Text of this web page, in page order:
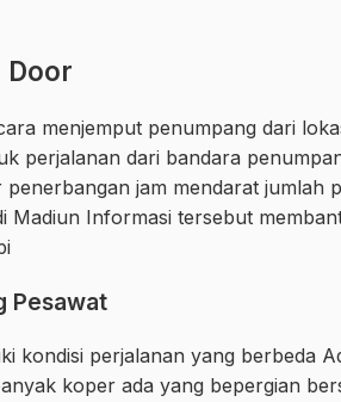
Door
menjemput penumpang dari
perjalanan dari bandara
jam mendarat jumlah
Madiun Informasi tersebut
Pesawat
kondisi perjalanan yang berbeda
koper ada yang bepergian